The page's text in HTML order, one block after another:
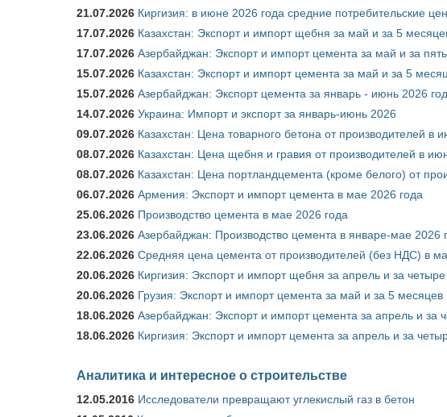
21.07.2026 Киргизия: в июне 2026 года средние потребительские
17.07.2026 Казахстан: Экспорт и импорт щебня за май и за 5
17.07.2026 Азербайджан: Экспорт и импорт цемента за май и за
15.07.2026 Казахстан: Экспорт и импорт цемента за май и за 5
15.07.2026 Азербайджан: Экспорт цемента за январь - июнь 2026
14.07.2026 Украина: Импорт и экспорт за январь-июнь 2026
09.07.2026 Казахстан: Цена товарного бетона от производителей в
08.07.2026 Казахстан: Цена щебня и гравия от производителей в
08.07.2026 Казахстан: Цена портландцемента (кроме белого) от
06.07.2026 Армения: Экспорт и импорт цемента в мае 2026 года
25.06.2026 Производство цемента в мае 2026 года
23.06.2026 Азербайджан: Производство цемента в январе-мае 2026
22.06.2026 Средняя цена цемента от производителей (без НДС) в
20.06.2026 Киргизия: Экспорт и импорт щебня за апрель и за
20.06.2026 Грузия: Экспорт и импорт цемента за май и за 5
18.06.2026 Азербайджан: Экспорт и импорт цемента за апрель и за
18.06.2026 Киргизия: Экспорт и импорт цемента за апрель и за
Аналитика и интересное о строительстве
12.05.2016 Исследователи превращают углекислый газ в бетон